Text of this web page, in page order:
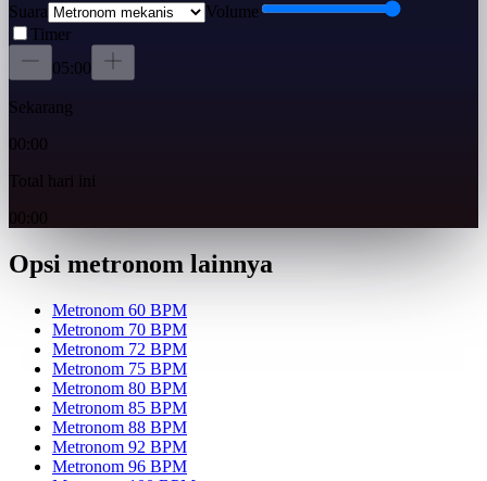
Suara
Volume
Timer
05:00
Sekarang
00:00
Total hari ini
00:00
Opsi metronom lainnya
Metronom 60 BPM
Metronom 70 BPM
Metronom 72 BPM
Metronom 75 BPM
Metronom 80 BPM
Metronom 85 BPM
Metronom 88 BPM
Metronom 92 BPM
Metronom 96 BPM